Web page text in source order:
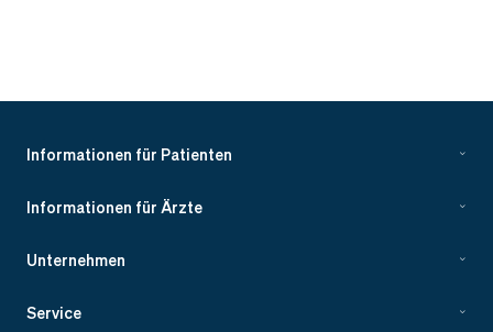
Informationen für Patienten
Informationen für Ärzte
Unternehmen
Service